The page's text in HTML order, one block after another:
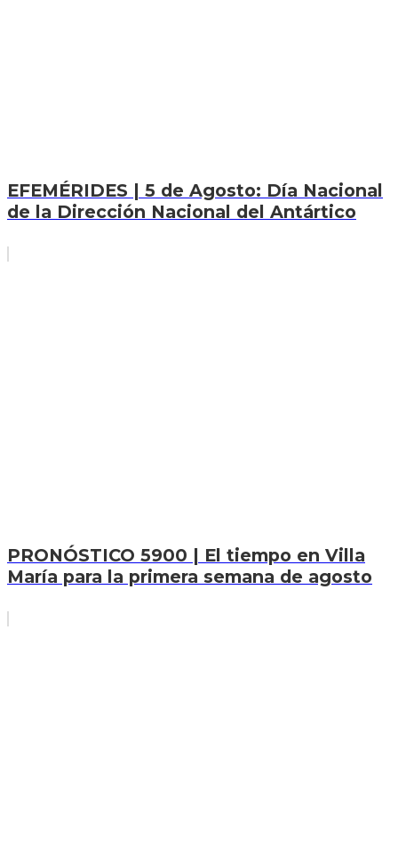
EFEMÉRIDES | 5 de Agosto: Día Nacional
de la Dirección Nacional del Antártico
PRONÓSTICO 5900 | El tiempo en Villa
María para la primera semana de agosto